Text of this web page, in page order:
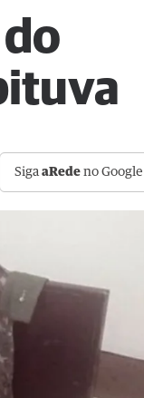
SigaaRede no Google